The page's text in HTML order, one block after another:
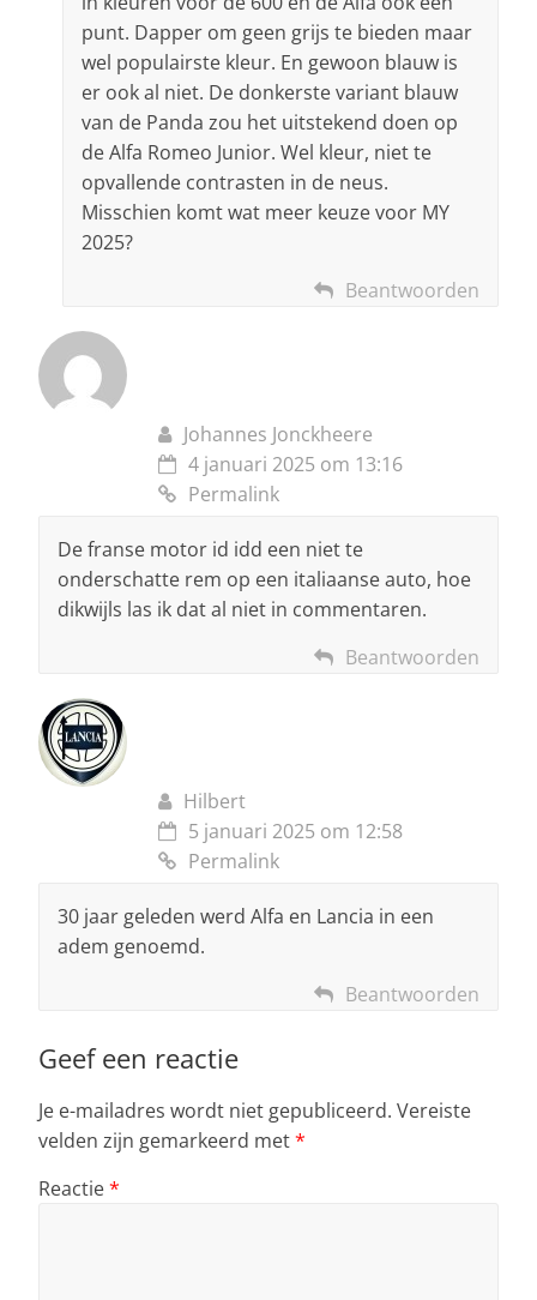
punt. Dapper om geen grijs te bieden maar
wel populairste kleur. En gewoon blauw is
er ook al niet. De donkerste variant blauw
van de Panda zou het uitstekend doen op
de Alfa Romeo Junior. Wel kleur, niet te
opvallende contrasten in de neus.
Misschien komt wat meer keuze voor MY
2025?
Beantwoorden
Johannes Jonckheere
4 januari 2025 om 13:16
Permalink
De franse motor id idd een niet te
onderschatte rem op een italiaanse auto, hoe
dikwijls las ik dat al niet in commentaren.
Beantwoorden
Hilbert
5 januari 2025 om 12:58
Permalink
30 jaar geleden werd Alfa en Lancia in een
adem genoemd.
Beantwoorden
Geef een reactie
Je e-mailadres wordt niet gepubliceerd. Vereiste
velden zijn gemarkeerd met*
Reactie*